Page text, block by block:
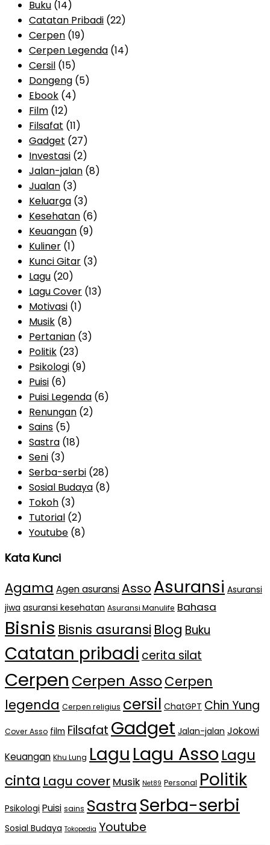
Buku (14)
Catatan Pribadi (22)
Cerpen (19)
Cerpen Legenda (14)
Cersil (15)
Dongeng (5)
Ebook (4)
Film (12)
Filsafat (11)
Gadget (27)
Investasi (2)
Jalan-jalan (8)
Jualan (3)
Keluarga (3)
Kesehatan (6)
Keuangan (9)
Kuliner (1)
Kunci Gitar (3)
Lagu (20)
Lagu Cover (13)
Motivasi (1)
Musik (8)
Pertanian (3)
Politik (23)
Psikologi (9)
Puisi (6)
Puisi Legenda (6)
Renungan (2)
Sains (5)
Sastra (18)
Seni (3)
Serba-serbi (28)
Sosial Budaya (8)
Tokoh (3)
Tutorial (2)
Youtube (8)
Kata Kunci
Agama Agen asuransiAsso Asuransi Asuransi
jiwa asuransi kesehatan Asuransi Manulife Bahasa
Bisnis Bisnis asuransi Blog Buku
Catatan pribadi cerita silat
Cerpen Cerpen AssoCerpen
legenda Cerpen religius cersil ChatGPT Chin Yung
Cover Asso film Filsafat Gadget Jalan-jalan Jokowi
Keuangan Khu Lung Lagu Lagu Asso Lagu
cinta Lagu cover Musik Net89 Personal Politik
Psikologi Puisi sains SastraSerba-serbi
Sosial Budaya Tokopedia Youtube